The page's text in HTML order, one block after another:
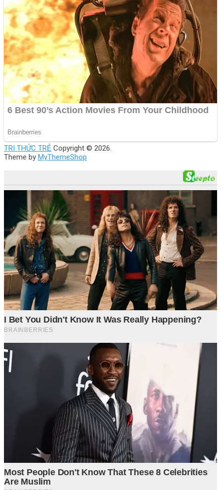
TRI THỨC TRẺ Copyright © 2026.
Theme by MyThemeShop